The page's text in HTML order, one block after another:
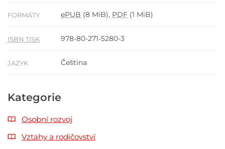
FORMÁTY ePUB (8 MiB), PDF (1 MiB)
ISBN TISK 978-80-271-5280-3
JAZYK Čeština
Kategorie
Osobní rozvoj
Vztahy a rodičovství